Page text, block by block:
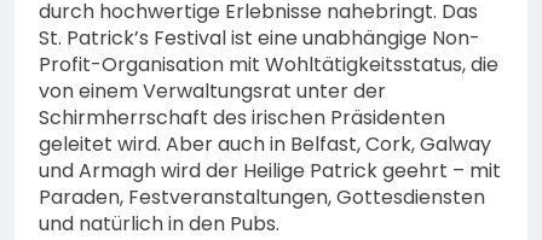
durch hochwertige Erlebnisse nahebringt. Das
St. Patrick’s Festival ist eine unabhängige Non-
Profit-Organisation mit Wohltätigkeitsstatus, die
von einem Verwaltungsrat unter der
Schirmherrschaft des irischen Präsidenten
geleitet wird. Aber auch in Belfast, Cork, Galway
und Armagh wird der Heilige Patrick geehrt – mit
Paraden, Festveranstaltungen, Gottesdiensten
und natürlich in den Pubs.